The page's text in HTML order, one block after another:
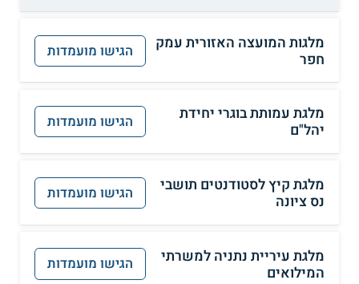
מלגות המועצה האזורית עמק
חפר
הגישו מועמדות
מלגת עמותת בוגרי יחידת
יהל"ם
הגישו מועמדות
מלגת קיץ לסטודנטים תושבי
נס ציונה
הגישו מועמדות
מלגת עיריית נתניה למשרתי
המילואים
הגישו מועמדות